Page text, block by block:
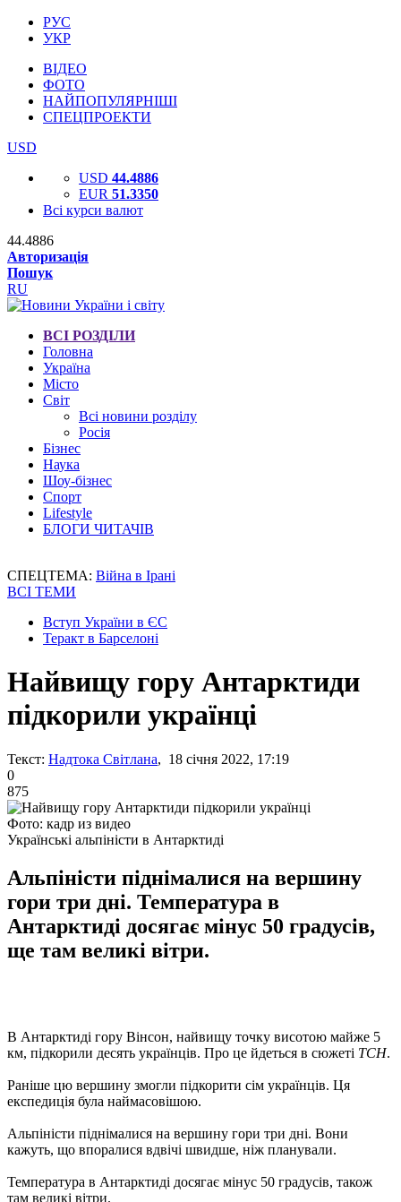
РУС
УКР
ВІДЕО
ФОТО
НАЙПОПУЛЯРНІШІ
СПЕЦПРОЕКТИ
USD
USD 44.4886
EUR 51.3350
Всі курси валют
44.4886
Авторизація
Пошук
RU
ВСІ РОЗДІЛИ
Головна
Україна
Місто
Світ
Всі новини розділу
Росія
Бізнес
Наука
Шоу-бізнес
Спорт
Lifestyle
БЛОГИ ЧИТАЧІВ
СПЕЦТЕМА: Війна в Ірані
ВСІ ТЕМИ
Вступ України в ЄС
Теракт в Барселоні
Найвищу гору Антарктиди
підкорили українці
Текст: Надтока Світлана, 18 січня 2022, 17:19
0
875
Фото: кадр из видео
Українські альпіністи в Антарктиді
Альпіністи піднімалися на вершину
гори три дні. Температура в
Антарктиді досягає мінус 50 градусів,
ще там великі вітри.
В Антарктиді гору Вінсон, найвищу точку висотою майже 5
км, підкорили десять українців. Про це йдеться в сюжеті ТСН.
Раніше цю вершину змогли підкорити сім українців. Ця
експедиція була наймасовішою.
Альпіністи піднімалися на вершину гори три дні. Вони
кажуть, що впоралися вдвічі швидше, ніж планували.
Температура в Антарктиді досягає мінус 50 градусів, також
там великі вітри.